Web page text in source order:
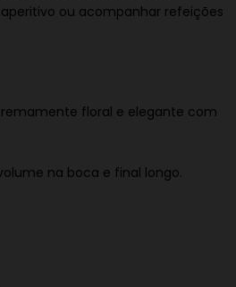
ou acompanhar refeições
floral e elegante com
na boca e final longo.